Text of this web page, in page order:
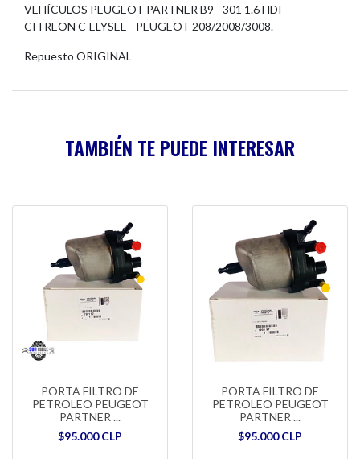
VEHÍCULOS PEUGEOT PARTNER B9 - 301 1.6 HDI -
CITREON C-ELYSEE - PEUGEOT 208/2008/3008.
Repuesto ORIGINAL
TAMBIÉN TE PUEDE INTERESAR
PORTA FILTRO DE
PETROLEO PEUGEOT
PARTNER ...
$95.000 CLP
PORTA FILTRO DE
PETROLEO PEUGEOT
PARTNER ...
$95.000 CLP